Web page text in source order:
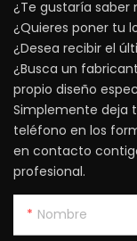
¿Te gustaría saber
¿Quieres poner tu
¿Desea recibir el
¿Busca un
propio diseño
Simplemente deja
teléfono en los
en contacto
profesional.
Nombre